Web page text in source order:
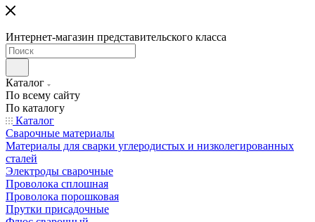
Интернет-магазин представительского класса
Каталог
По всему сайту
По каталогу
Каталог
Сварочные материалы
Материалы для сварки углеродистых и низколегированных
сталей
Электроды сварочные
Проволока сплошная
Проволока порошковая
Прутки присадочные